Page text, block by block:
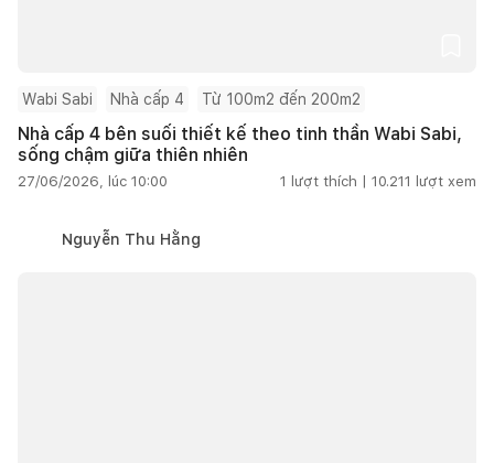
Wabi Sabi Nhà cấp 4 Từ 100m2 đến 200m2
Nhà cấp 4 bên suối thiết kế theo tinh thần Wabi Sabi,
sống chậm giữa thiên nhiên
27/06/2026, lúc 10:00 1 lượt thích | 10.211 lượt xem
Nguyễn Thu Hằng